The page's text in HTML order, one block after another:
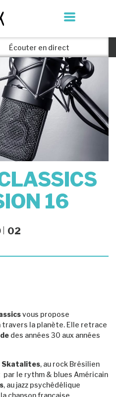
Écouter en direct
16
02
vous propose
travers la planète. Elle retrace
des années 30 aux années
Skatalites, au rock Brésilien
par le rythm & blues Américain
, au jazz psychédélique
la chanson française